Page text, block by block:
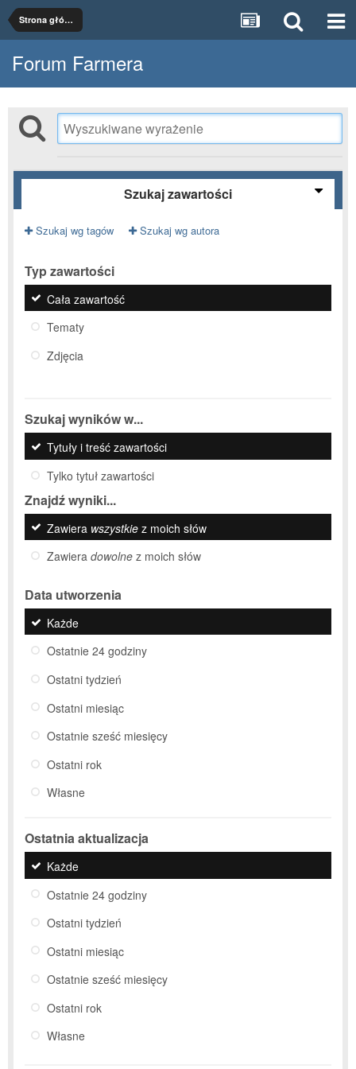
Strona główna
Forum Farmera
Szukaj zawartości
Szukaj wg tagów Szukaj wg autora
Typ zawartości
Cała zawartość
Tematy
Zdjęcia
Szukaj wyników w...
Tytuły i treść zawartości
Tylko tytuł zawartości
Znajdź wyniki...
Zawiera wszystkie z moich słów
Zawiera dowolne z moich słów
Data utworzenia
Każde
Ostatnie 24 godziny
Ostatni tydzień
Ostatni miesiąc
Ostatnie sześć miesięcy
Ostatni rok
Własne
Ostatnia aktualizacja
Każde
Ostatnie 24 godziny
Ostatni tydzień
Ostatni miesiąc
Ostatnie sześć miesięcy
Ostatni rok
Własne